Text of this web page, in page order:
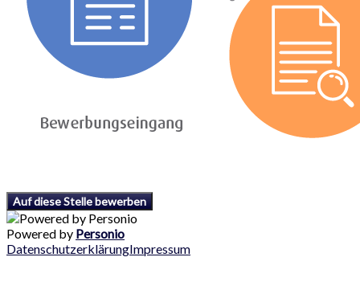
Auf diese Stelle bewerben
Powered by Personio
DatenschutzerklärungImpressum